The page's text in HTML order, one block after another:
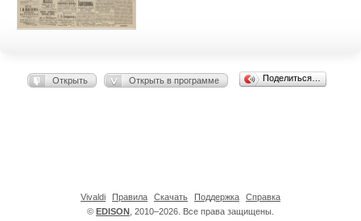
Открыть Открыть в программе Поделиться…
© EDISON , 2010–2026. Все права защищены.
Vivaldi Правила Скачать Поддержка Справка